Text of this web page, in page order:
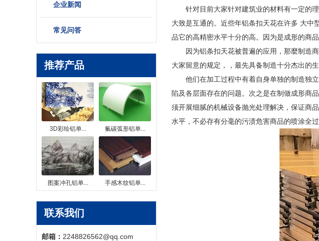
企业新闻
常见问答
推荐产品
3D彩绘铝单... 氟碳弧形铝单...
图案冲孔铝单... 手感木纹铝单...
联系我们
邮箱： 2248826562@qq.com
针对目前大家针对建筑业的材料有一定的理
大致是互通的。近些年铝条扣天花在许多 大中
品它的高精密水平十分的高。因为是成形的商
因为铝条扣天花被普遍的应用，那麼制造商
大家留意的规定，，最先具备制造十分杰出的
他们在加工过程中有着自身单独的制造独立
陷及各层面存在的问题。次之是在制做成形商
须开展细腻的机械设备抛光处理解决，保证商
水平，不必存有分毫的污渍危害商品的喷涂全